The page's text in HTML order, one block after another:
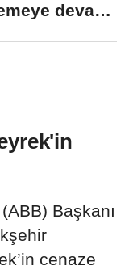
devam
Başkanı
cenaze